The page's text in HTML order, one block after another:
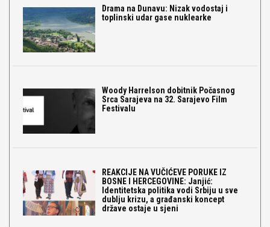
Drama na Dunavu: Nizak vodostaj i
toplinski udar gase nuklearke
Woody Harrelson dobitnik Počasnog
Srca Sarajeva na 32. Sarajevo Film
Festivalu
REAKCIJE NA VUČIĆEVE PORUKE IZ
BOSNE I HERCEGOVINE: Janjić:
Identitetska politika vodi Srbiju u sve
dublju krizu, a građanski koncept
države ostaje u sjeni